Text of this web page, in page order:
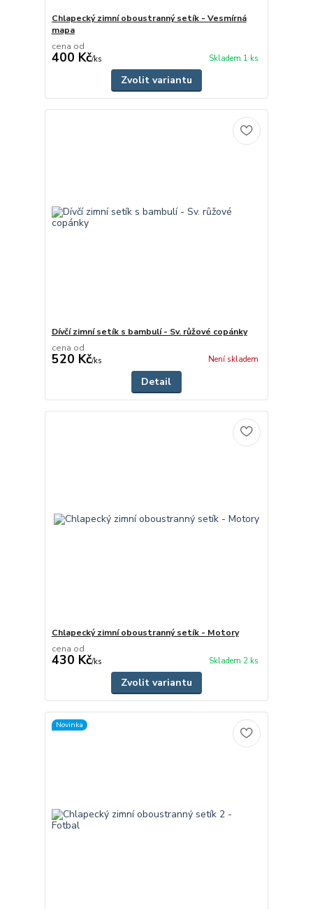
Chlapecký zimní oboustranný setík - Vesmírná
mapa
cena od
400 Kč/ks Skladem 1 ks
Zvolit variantu
Dívčí zimní setík s bambulí - Sv. růžové copánky
cena od
520 Kč/ks Není skladem
Detail
Chlapecký zimní oboustranný setík - Motory
cena od
430 Kč/ks Skladem 2 ks
Zvolit variantu
Novinka